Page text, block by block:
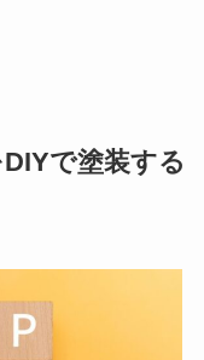
で塗装する